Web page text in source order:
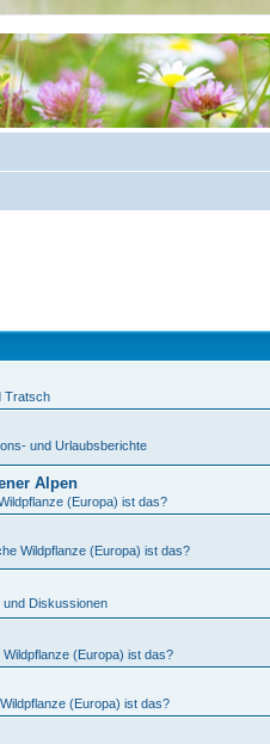
Tratsch
und Urlaubsberichte
Alpen
(Europa) ist das?
Wildpflanze (Europa) ist das?
und Diskussionen
Wildpflanze (Europa) ist das?
(Europa) ist das?